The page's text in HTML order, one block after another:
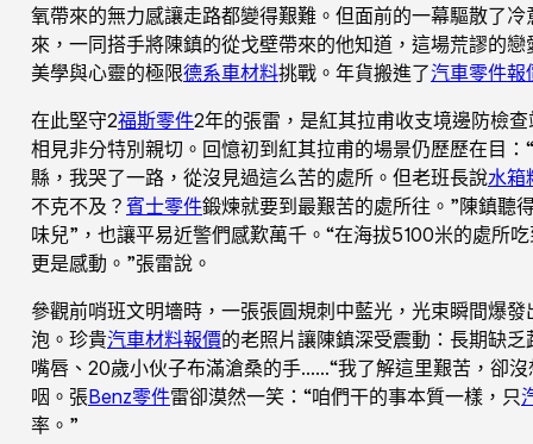
氧帶來的無力感讓走路都變得艱難。但面前的一幕驅散了
來，一同搭手將陳鎮的從戈壁帶來的他知道，這場荒謬的
美學與心靈的極限德系車材料挑戰。年貨搬進了汽車零件報
在此堅守2福斯零件2年的張雷，是紅其拉甫收支境邊防檢
相見非分特別親切。回憶初到紅其拉甫的場景仍歷歷在目：
縣，我哭了一路，從沒見過這么苦的處所。但老班長說水箱
不克不及？ 賓士零件鍛煉就要到最艱苦的處所往。”陳鎮聽
味兒”，也讓平易近警們感歎萬千。“在海拔5100米的處所
更是感動。”張雷說。
參觀前哨班文明墻時，一張張圓規刺中藍光，光束瞬間爆
泡。珍貴汽車材料報價的老照片讓陳鎮深受震動：長期缺
嘴唇、20歲小伙子布滿滄桑的手……“我了解這里艱苦，卻
咽。張Benz零件雷卻漠然一笑：“咱們干的事本質一樣，只
率。”